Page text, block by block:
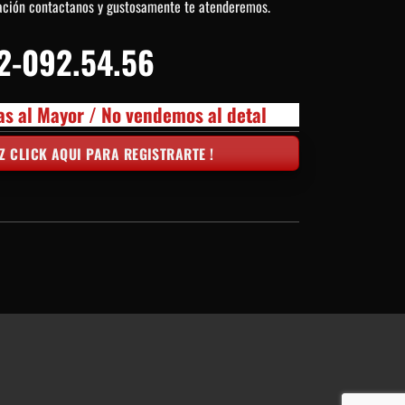
contactanos y gustosamente te atenderemos.
092.54.56
al Mayor / No vendemos al detal
CLICK AQUI PARA REGISTRARTE !